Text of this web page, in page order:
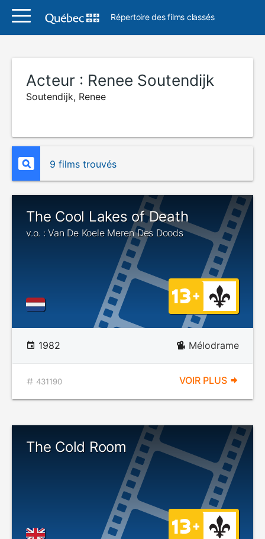
Répertoire des films classés
Acteur : Renee Soutendijk
Soutendijk, Renee
9 films trouvés
The Cool Lakes of Death
v.o. : Van De Koele Meren Des Doods
1982 Mélodrame
431190 VOIR PLUS
The Cold Room